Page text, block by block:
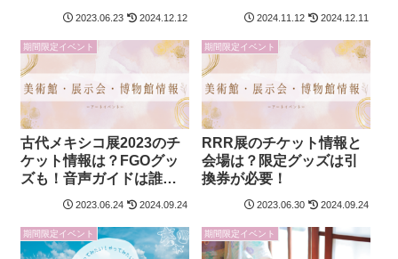
2023.06.23 2024.12.12
ンの理由は？
2024.11.12 2024.12.11
期間限定イベント
古代メキシコ展2023のチ
ケット情報は？FGOグッ
ズも！音声ガイドは誰の
2023.06.24 2024.09.24
期間限定イベント
RRR展のチケット情報と
会場は？限定グッズは引
換券が必要！
2023.06.30 2024.09.24
期間限定イベント 期間限定イベント